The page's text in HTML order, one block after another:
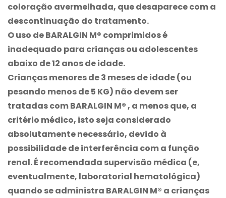
coloração avermelhada, que desaparece com a
descontinuação do tratamento.
O uso deBARALGIN M® comprimidos é
inadequado para crianças ou adolescentes
abaixo de 12 anos de idade.
Crianças menores de 3 meses de idade (ou
pesando menos de 5 KG) não devem ser
tratadas comBARALGIN M®, a menos que, a
critério médico, isto seja considerado
absolutamente necessário, devido à
possibilidade de interferência com a função
renal. É recomendada supervisão médica (e,
eventualmente, laboratorial hematológica)
quando se administra BARALGIN M® a crianças